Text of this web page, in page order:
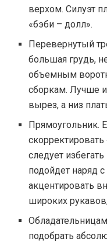
верхом. Силуэт
«бэби – долл».
Перевернутый
большая грудь,
объемным
сборкам. Лучше
вырез, а низ
Прямоугольник.
следует
подойдет наряд
акцентировать
широких
подобрать